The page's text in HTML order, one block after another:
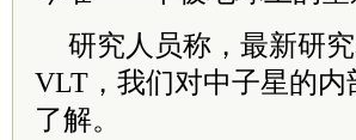
研究人员称，最新研
VLT，我们对中子星的
了解。